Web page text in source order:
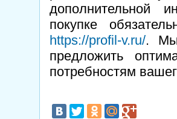
дополнительной
покупке
https://profil-v.ru/. Мы
предложить
потребностям